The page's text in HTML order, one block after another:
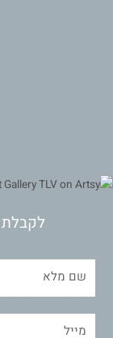
לקבלת